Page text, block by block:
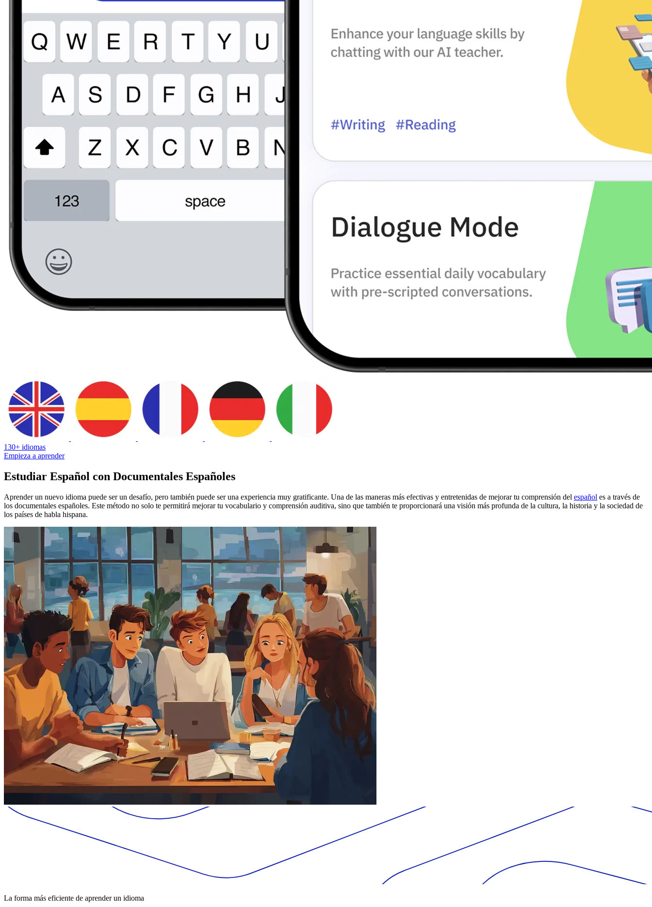
130+ idiomas
Empieza a aprender
Estudiar Español con Documentales Españoles
Aprender un nuevo idioma puede ser un desafío, pero también puede ser una experiencia muy gratificante. Una de las maneras más efectivas y entretenidas de mejorar tu comprensión del español es a través de
los documentales españoles. Este método no solo te permitirá mejorar tu vocabulario y comprensión auditiva, sino que también te proporcionará una visión más profunda de la cultura, la historia y la sociedad de
los países de habla hispana.
La forma más eficiente de aprender un idioma